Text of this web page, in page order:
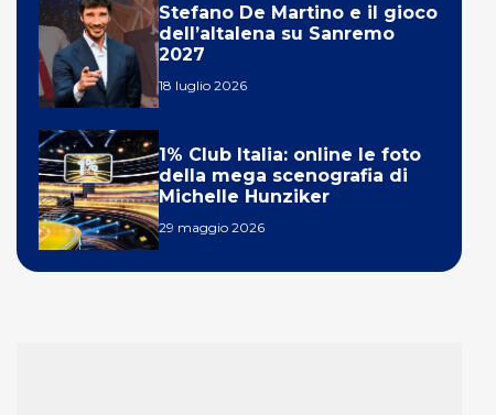
Stefano De Martino e il gioco
dell’altalena su Sanremo
2027
18 luglio 2026
1% Club Italia: online le foto
della mega scenografia di
Michelle Hunziker
29 maggio 2026